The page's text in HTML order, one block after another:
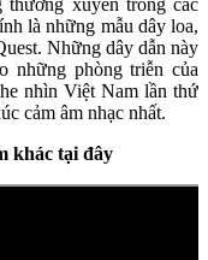
là những mẫu dây loa,
Những dây dẫn này
những phòng triễn của
nhìn Việt Nam lần thứ
cảm âm nhạc nhất.
khác tại đây